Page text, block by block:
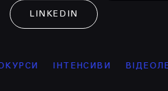
LINKEDIN
ІНТЕНСИВИ